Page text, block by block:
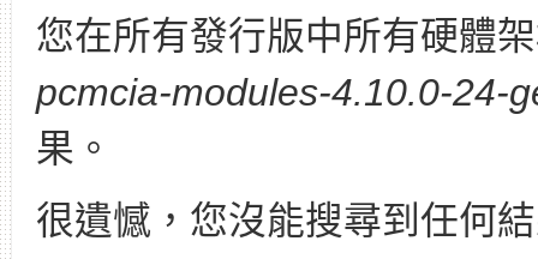
您在所有發行版中所有硬體
pcmcia-modules-4.10.0-24-
果。
很遺憾，您沒能搜尋到任何